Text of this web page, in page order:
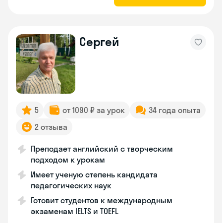
Сергей
5 от 1090 ₽ за урок
34 года опыта
2 отзыва
Преподает английский с творческим
подходом к урокам
Имеет ученую степень кандидата
педагогических наук
Готовит студентов к международным
экзаменам IELTS и TOEFL